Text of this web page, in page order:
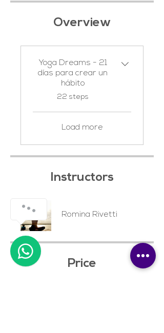
Overview
Yoga Dreams - 21
días para crear un
hábito
.
22 steps
Load more
Instructors
Romina Rivetti
Price